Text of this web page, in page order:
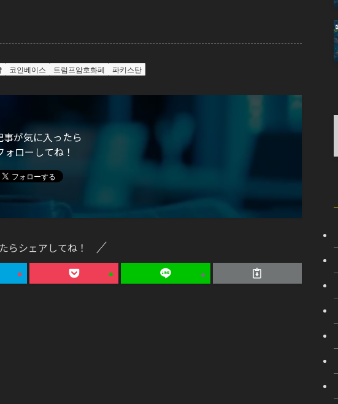
코인베이스 트럼프암호화폐 파키스탄
事が気に入ったら
ローしてね！
らシェアしてね！